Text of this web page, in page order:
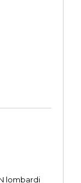
lombardi